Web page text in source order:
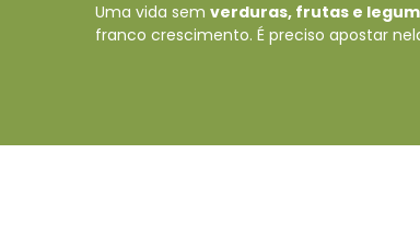
Uma vida sem verduras, frutas e
franco crescimento. É preciso apostar